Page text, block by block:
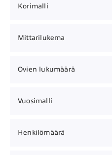
Korimalli
Mittarilukema
Ovien lukumäärä
Vuosimalli
Henkilömäärä